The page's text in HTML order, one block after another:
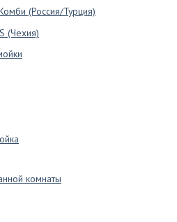
(Россия/Турция)
(Чехия)
комнаты